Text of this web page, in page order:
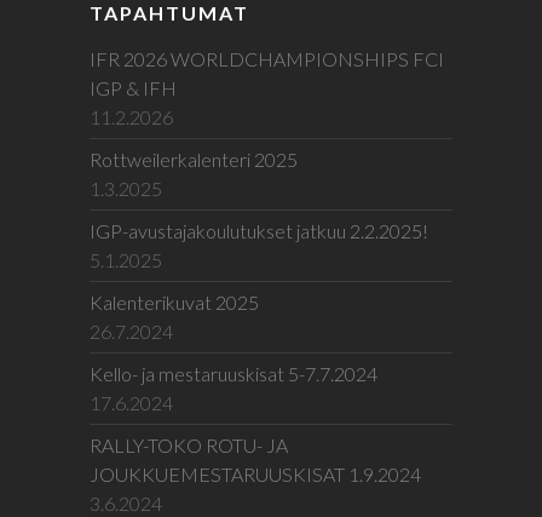
TAPAHTUMAT
IFR 2026 WORLDCHAMPIONSHIPS FCI
IGP & IFH
11.2.2026
Rottweilerkalenteri 2025
1.3.2025
IGP-avustajakoulutukset jatkuu 2.2.2025!
5.1.2025
Kalenterikuvat 2025
26.7.2024
Kello- ja mestaruuskisat 5-7.7.2024
17.6.2024
RALLY-TOKO ROTU- JA
JOUKKUEMESTARUUSKISAT 1.9.2024
3.6.2024